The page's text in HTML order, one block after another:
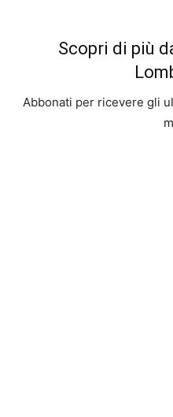
Scopri di più
Abbonati per ricevere gli